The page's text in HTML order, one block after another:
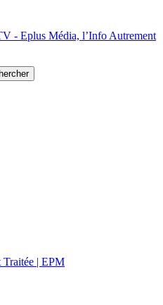
- Eplus Média, l’Info Autrement